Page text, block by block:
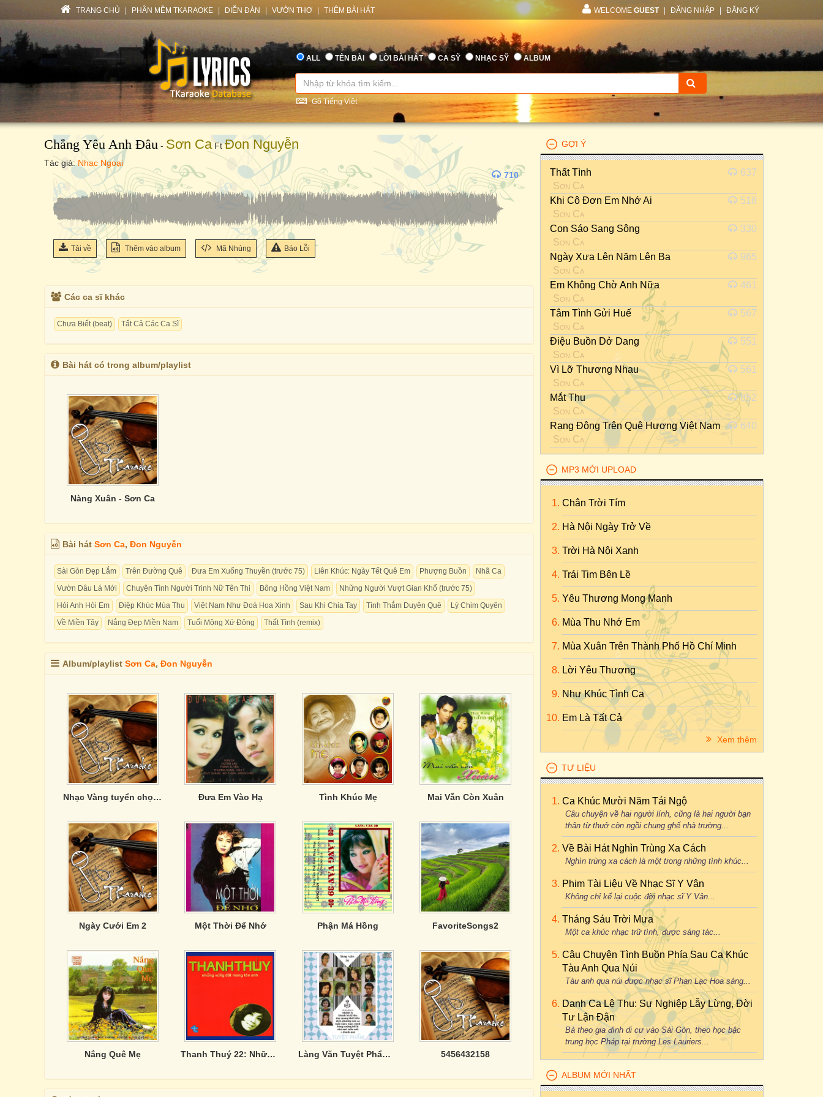
TRANG CHỦ PHẦN MỀM TKARAOKE DIỄN ĐÀN VƯỜN THƠ THÊM BÀI HÁT WELCOME GUEST ĐĂNG NHẬP ĐĂNG KÝ
ALL TÊN BÀI LỜI BÀI HÁT CA SỸ NHẠC SỸ ALBUM
Gõ Tiếng Việt
Chẳng Yêu Anh Đâu - Sơn Ca FtĐon Nguyễn
Tác giả: Nhạc Ngoại
710
Tải về Thêm vào album Mã Nhúng Báo Lỗi
Các ca sĩ khác
Chưa Biết (beat) Tất Cả Các Ca Sĩ
Bài hát có trong album/playlist
Nàng Xuân - Sơn Ca
Bài hát Sơn Ca, Đon Nguyễn
Sài Gòn Đẹp Lắm Trên Đường Quê Đưa Em Xuống Thuyền (trước 75) Liên Khúc: Ngày Tết Quê Em Phượng Buồn
Nhã Ca
Vườn Dâu Lá Mới
Chuyện Tình Người Trinh Nữ Tên Thi Bông Hồng Việt Nam
Những Người Vượt Gian Khổ (trước 75)
Hỏi Anh Hỏi Em
Điệp Khúc Mùa Thu Việt Nam Như Đoá Hoa Xinh Sau Khi Chia Tay Tình Thắm Duyên Quê
Lý Chim Quyên
Về Miền Tây
Nắng Đẹp Miền Nam Tuổi Mộng Xứ Đông Thất Tình (remix)
Album/playlist Sơn Ca, Đon Nguyễn
Nhạc Vàng tuyển chọn của Phương Anh Đưa Em Vào Hạ Tình Khúc Mẹ Mai Vẫn Còn Xuân
Ngày Cưới Em 2 Một Thời Để Nhớ Phận Má Hồng FavoriteSongs2
Nắng Quê Mẹ Thanh Thuý 22: Những Vùng Đất Mang Tên Anh Làng Văn Tuyệt Phẩm (Tape) 5456432158
GỢI Ý
Thất Tình
Sơn Ca
637
Khi Cô Đơn Em Nhớ Ai
Sơn Ca
518
Con Sáo Sang Sông
Sơn Ca
330
Ngày Xưa Lên Năm Lên Ba
Sơn Ca
965
Em Không Chờ Anh Nữa
Sơn Ca
461
Tâm Tình Gửi Huế
Sơn Ca
567
Điệu Buồn Dở Dang
Sơn Ca
551
Vì Lỡ Thương Nhau
Sơn Ca
561
Mắt Thu
Sơn Ca
852
Rạng Đông Trên Quê Hương Việt Nam
Sơn Ca
640
MP3 MỚI UPLOAD
Chân Trời Tím
Hà Nội Ngày Trở Về
Trời Hà Nội Xanh
Trái Tim Bên Lề
Yêu Thương Mong Manh
Mùa Thu Nhớ Em
Mùa Xuân Trên Thành Phố Hồ Chí Minh
Lời Yêu Thương
Như Khúc Tình Ca
Em Là Tất Cả
Xem thêm
TƯ LIỆU
Ca Khúc Mười Năm Tái Ngộ
Câu chuyện về hai người lính, cũng là hai người bạn
thân từ thuở còn ngồi chung ghế nhà trường...
Về Bài Hát Nghìn Trùng Xa Cách
Nghìn trùng xa cách là một trong những tình khúc...
Phim Tài Liệu Về Nhạc Sĩ Y Vân
Không chỉ kể lại cuộc đời nhạc sĩ Y Vân...
Tháng Sáu Trời Mưa
Một ca khúc nhạc trữ tình, được sáng tác...
Câu Chuyện Tình Buồn Phía Sau Ca Khúc
Tàu Anh Qua Núi
Tàu anh qua núi được nhạc sĩ Phan Lạc Hoa sáng...
Danh Ca Lệ Thu: Sự Nghiệp Lẫy Lừng, Đời
Tư Lận Đận
Bà theo gia đình di cư vào Sài Gòn, theo học bậc
trung học Pháp tại trường Les Lauriers...
ALBUM MỚI NHẤT